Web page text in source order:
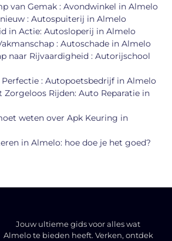
van Gemak : Avondwinkel in Almelo
: Autospuiterij in Almelo
in Actie: Autosloperij in Almelo
: Autoschade in Almelo
naar Rijvaardigheid : Autorijschool
Perfectie : Autopoetsbedrijf in Almelo
Zorgeloos Rijden: Auto Reparatie in
weten over Apk Keuring in
in Almelo: hoe doe je het goed?
Jouw ultieme gids voor alles wat
Almelo te bieden heeft. Verken, ontdek